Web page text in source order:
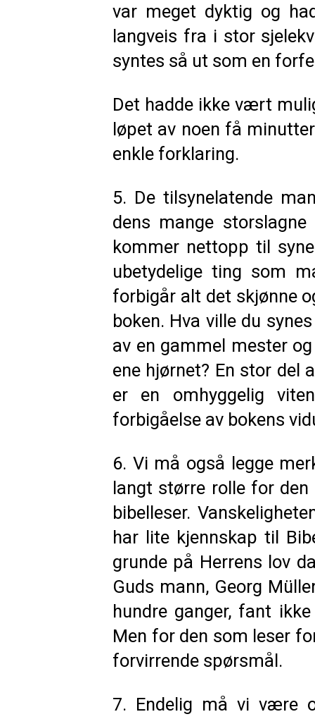
var meget dyktig og
langveis fra i stor
syntes så ut som en
Det hadde ikke vært
løpet av noen få
enkle forklaring.
5. De tilsynelatende
dens mange
kommer nettopp til
ubetydelige ting som
forbigår alt det skjønne
boken. Hva ville du
av en gammel mester
ene hjørnet? En stor del
er en omhyggelig
forbigåelse av bokens
6. Vi må også legge
langt større rolle for den
bibelleser.
har lite kjennskap til
grunde på Herrens lov
Guds mann, Georg
hundre ganger, fant
Men for den som leser
forvirrende spørsmål.
7. Endelig må vi være